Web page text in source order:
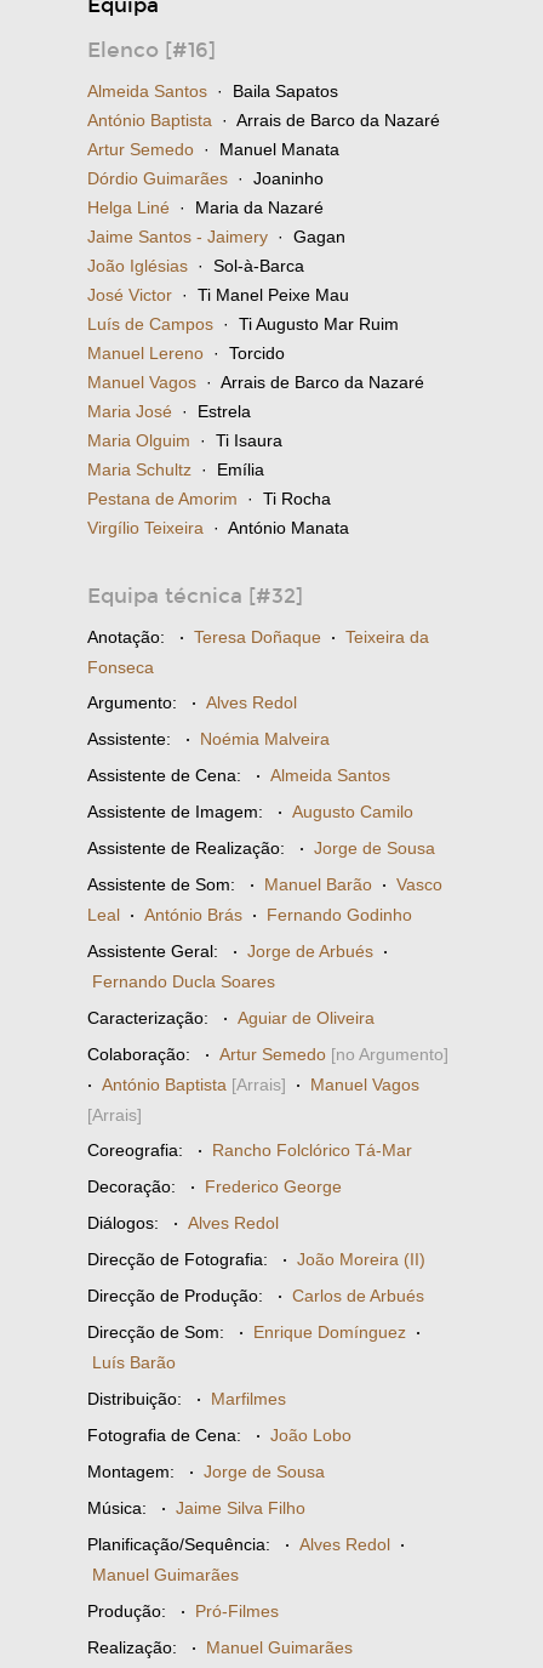
Elenco [#16]
Almeida Santos · Baila Sapatos
António Baptista · Arrais de Barco da Nazaré
Artur Semedo · Manuel Manata
Dórdio Guimarães · Joaninho
Helga Liné · Maria da Nazaré
Jaime Santos - Jaimery · Gagan
João Iglésias · Sol-à-Barca
José Victor · Ti Manel Peixe Mau
Luís de Campos · Ti Augusto Mar Ruim
Manuel Lereno · Torcido
Manuel Vagos · Arrais de Barco da Nazaré
Maria José · Estrela
Maria Olguim · Ti Isaura
Maria Schultz · Emília
Pestana de Amorim · Ti Rocha
Virgílio Teixeira · António Manata
Equipa técnica [#32]
Anotação: · Teresa Doñaque · Teixeira da
Fonseca
Argumento: · Alves Redol
Assistente: · Noémia Malveira
Assistente de Cena: · Almeida Santos
Assistente de Imagem: · Augusto Camilo
Assistente de Realização: · Jorge de Sousa
Assistente de Som: · Manuel Barão · Vasco
Leal · António Brás · Fernando Godinho
Assistente Geral: · Jorge de Arbués ·
Fernando Ducla Soares
Caracterização: · Aguiar de Oliveira
Colaboração: · Artur Semedo [no Argumento]
· António Baptista [Arrais] · Manuel Vagos
[Arrais]
Coreografia: · Rancho Folclórico Tá-Mar
Decoração: · Frederico George
Diálogos: · Alves Redol
Direcção de Fotografia: · João Moreira (II)
Direcção de Produção: · Carlos de Arbués
Direcção de Som: · Enrique Domínguez ·
Luís Barão
Distribuição: · Marfilmes
Fotografia de Cena: · João Lobo
Montagem: · Jorge de Sousa
Música: · Jaime Silva Filho
Planificação/Sequência: · Alves Redol ·
Manuel Guimarães
Produção: · Pró-Filmes
Realização: · Manuel Guimarães